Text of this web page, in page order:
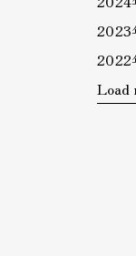
2023
2022
Load